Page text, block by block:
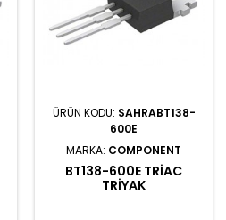
ÜRÜN KODU: SAHRABT138-
600E
MARKA: COMPONENT
BT138-600E TRIAC
TRIYAK